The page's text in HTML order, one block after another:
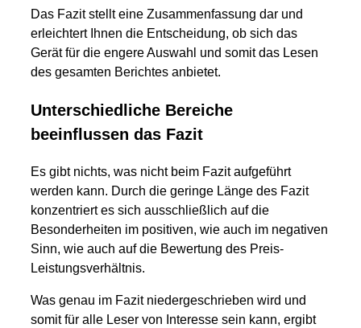
Das Fazit stellt eine Zusammenfassung dar und
erleichtert Ihnen die Entscheidung, ob sich das
Gerät für die engere Auswahl und somit das Lesen
des gesamten Berichtes anbietet.
Unterschiedliche Bereiche
beeinflussen das Fazit
Es gibt nichts, was nicht beim Fazit aufgeführt
werden kann. Durch die geringe Länge des Fazit
konzentriert es sich ausschließlich auf die
Besonderheiten im positiven, wie auch im negativen
Sinn, wie auch auf die Bewertung des Preis-
Leistungsverhältnis.
Was genau im Fazit niedergeschrieben wird und
somit für alle Leser von Interesse sein kann, ergibt